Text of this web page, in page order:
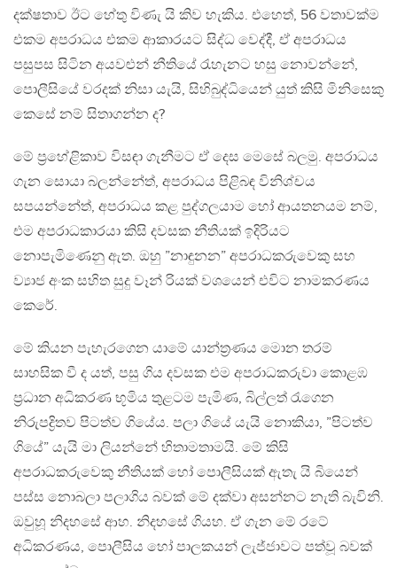
දක්ෂතාව ඊට හේතු විණැ යි කිව හැකිය. එහෙත්, 56 වතාවක්ම
එකම අපරාධය එකම ආකාරයට සිද්ධ වෙද්දී, ඒ අපරාධය
පසුපස සිටින අයවළුන් නීතියේ රැහැනට හසු නොවන්නේ,
පොලීසියේ වරදක් නිසා යැයි, සිහිබුද්ධියෙන් යුත් කිසි මිනිසෙකු
කෙසේ නම් සිතාගන්න ද?
මේ ප්‍රහේළිකාව විසඳා ගැනීමට ඒ දෙස මෙසේ බලමු. අපරාධය
ගැන සොයා බලන්නේත්, අපරාධය පිළිබඳ විනිශ්චය
සපයන්නේත්, අපරාධය කළ පුද්ගලයාම හෝ ආයතනයම නම්,
එම අපරාධකාරයා කිසි දවසක නීතියක් ඉදිරියට
නොපැමිණෙනු ඇත. ඔහු ”නාඳුනන” අපරාධකරුවෙකු සහ
ව්‍යාජ අංක සහිත සුදු වෑන් රියක් වශයෙන් එවිට නාමකරණය
කෙරේ.
මේ කියන පැහැරගෙන යාමේ යාන්ත්‍රණය මොන තරම්
සාහසික වී ද යත්, පසු ගිය දවසක එම අපරාධකරුවා කොළඹ
ප්‍රධාන අධිකරණ භූමිය තුළටම පැමිණ, බිල්ලත් රැගෙන
නිරුපද්‍රිතව පිටත්ව ගියේය. පලා ගියේ යැයි නොකියා, ”පිටත්ව
ගියේ” යැයි මා ලියන්නේ හිතාමතාමයි. මේ කිසි
අපරාධකරුවෙකු නීතියක් හෝ පොලීසියක් ඇතැ යි බියෙන්
පස්ස නොබලා පලාගිය බවක් මේ දක්වා අසන්නට නැති බැවිනි.
ඔවුහූ නිදහසේ ආහ. නිදහසේ ගියහ. ඒ ගැන මේ රටේ
අධිකරණය, පොලීසිය හෝ පාලකයන් ලැජ්ජාවට පත්වූ බවක්